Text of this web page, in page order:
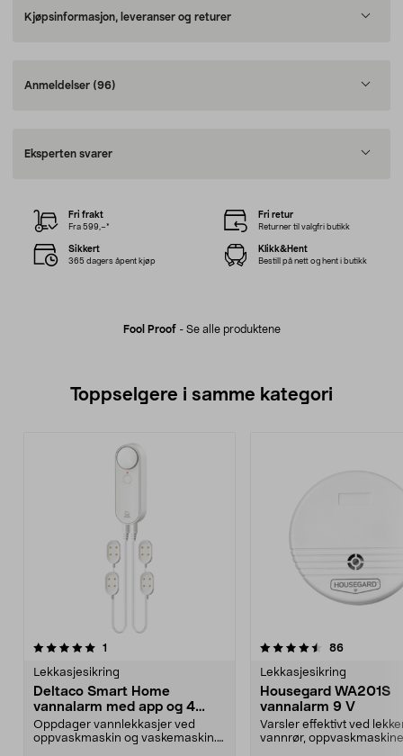
Kjøpsinformasjon, leveranser og returer
Anmeldelser (96)
Eksperten svarer
Fool Proof- Se alle produktene
Fri frakt
Fra 599,–*
Fri retur
Returner til valgfri butikk
Sikkert
365 dagers åpent kjøp
Klikk&Hent
Bestill på nett og hent i butikk
Toppselgere i samme kategori
1
Lekkasjesikring
Deltaco Smart Home
vannalarm med app og 4
sensorer
Oppdager vannlekkasjer ved
oppvaskmaskin og vaskemaskin.
4.5 av 5 stjerner 86
Lekkasjesikring
Housegard WA201S
vannalarm 9 V
Varsler effektivt ved
vannrør,
3.0 av 5 stjerner